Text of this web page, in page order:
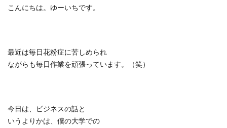
こんにちは。ゆーいちです。
最近は毎日花粉症に苦しめられ
ながらも毎日作業を頑張っています。（笑）
今日は、ビジネスの話と
いうよりかは、僕の大学での